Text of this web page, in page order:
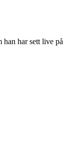
han har sett live på